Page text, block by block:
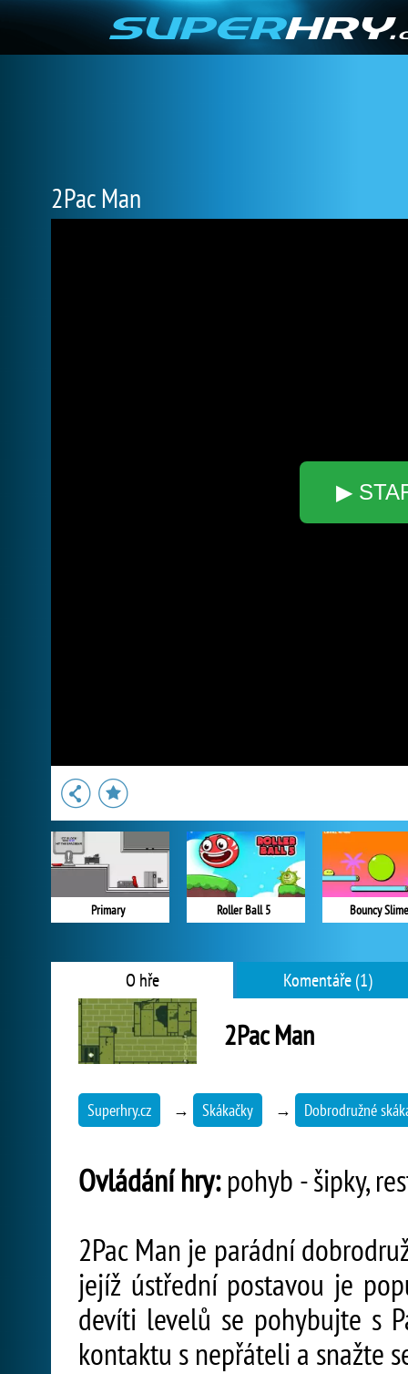
2Pac Man
▶
Primary Roller Ball 5 Bouncy Slime
O hře Komentáře (1)
2Pac Man
Superhry.cz → Skákačky → Dobrodružné
Ovládání hry:pohyb - šipky,
2Pac Man je parádní
jejíž ústřední postavou je
devíti levelů se pohybujte s
kontaktu s nepřáteli a snažte